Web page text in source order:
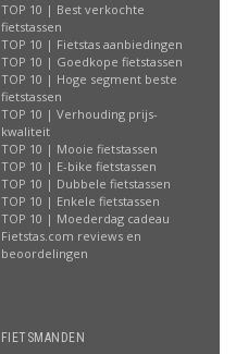
TOP 10 | Best verkochte
fietstassen
TOP 10 | Fietstas aanbiedingen
TOP 10 | Goedkope fietstassen
TOP 10 | Hoge segment beste
fietstassen
TOP 10 | Verhouding prijs-
kwaliteit
TOP 10 | Mooie fietstassen
TOP 10 | E-bike fietstassen
TOP 10 | Dubbele fietstassen
TOP 10 | Enkele fietstassen
TOP 10 | Moederdag cadeau
Fietstas.com reviews en
beoordelingen
FIETSMANDEN